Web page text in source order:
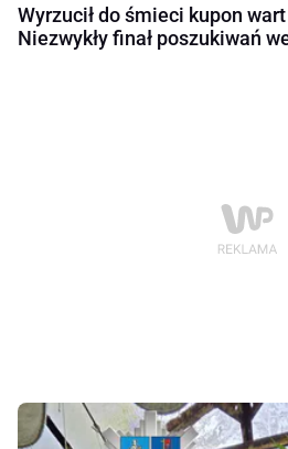
Wyrzucił do śmieci kupon
Niezwykły finał poszukiwań